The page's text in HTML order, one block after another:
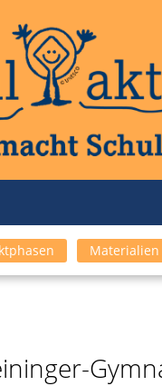
Materialien